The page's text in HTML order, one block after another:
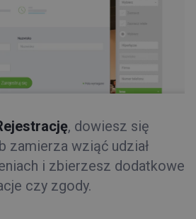
, dowiesz się
zamierza wziąć udział
i zbierzesz dodatkowe
czy zgody.